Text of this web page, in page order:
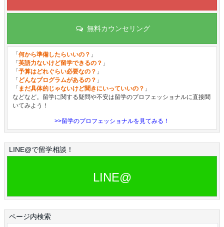
無料カウンセリング
「何から準備したらいいの？ 」
「英語力ないけど留学できるの？ 」
「予算はどれぐらい必要なの？ 」
「 どんなプログラムがあるの？ 」
「 まだ具体的じゃないけど聞きにいっていいの？ 」
などなど。留学に関する疑問や不安は留学のプロフェッショナルに直接聞
いてみよう！
>>留学のプロフェッショナルを見てみる！
LINE@で留学相談！
LINE@
ページ内検索